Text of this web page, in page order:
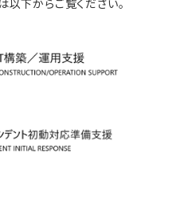
下からご覧ください。